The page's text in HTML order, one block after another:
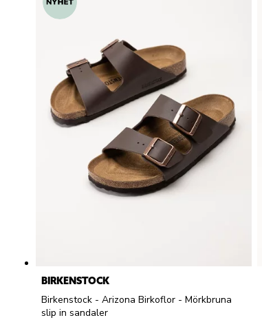
BIRKENSTOCK
Birkenstock - Arizona Birkoflor - Mörkbruna
slip in sandaler